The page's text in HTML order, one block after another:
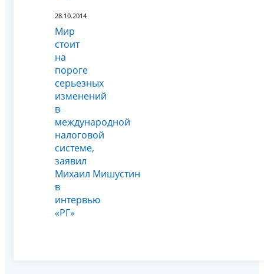
28.10.2014
Мир
стоит
на
пороге
серьезных
изменений
в
международной
налоговой
системе,
заявил
Михаил Мишустин
в
интервью
«РГ»